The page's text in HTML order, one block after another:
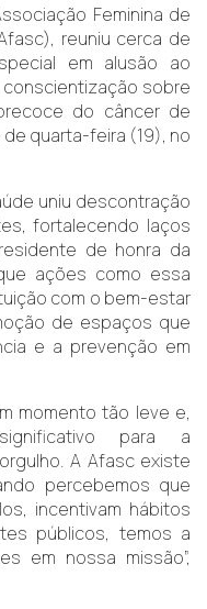
Feminina de
reuniu cerca de
em alusão ao
sobre
do câncer de
quarta-feira (19), no
uniu descontração
fortalecendo laços
de honra da
ações como essa
com o bem-estar
de espaços que
e a prevenção em
momento tão leve e,
para a
A Afasc existe
percebemos que
incentivam hábitos
públicos, temos a
em nossa missão”,